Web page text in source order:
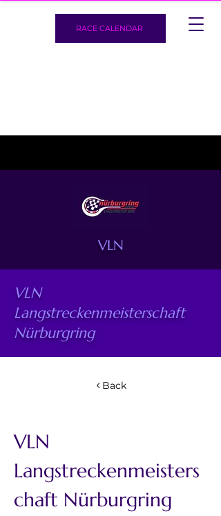
RACE CALENDAR
VLN
VLN
Langstreckenmeisterschaft
Nürburgring
Back
VLN
Langstreckenmeisters
chaft Nürburgring